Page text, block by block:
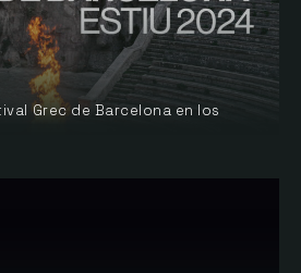
Grec de Barcelona en los